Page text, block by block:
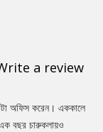
a review
অফিস করেন। এককালে
এক বছর চারুকলায়ও